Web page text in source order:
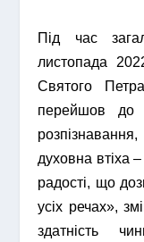
Під час
листопада
Святого
перейшов до
духовна втіха
радості, що
усіх речах»,
здатність